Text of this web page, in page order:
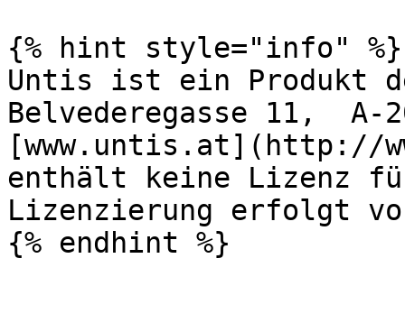
{% hint style="info" %}
Untis ist ein Produkt
Belvederegasse 11,
[www.untis.at](http://
enthält keine Lizenz
Lizenzierung erfolgt
{% endhint %}